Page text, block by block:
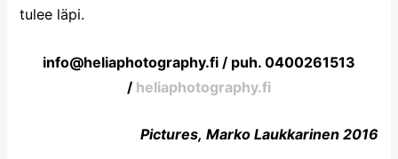
tulee läpi.
info@heliaphotography.fi / puh. 0400261513
/ heliaphotography.fi
Pictures, Marko Laukkarinen 2016